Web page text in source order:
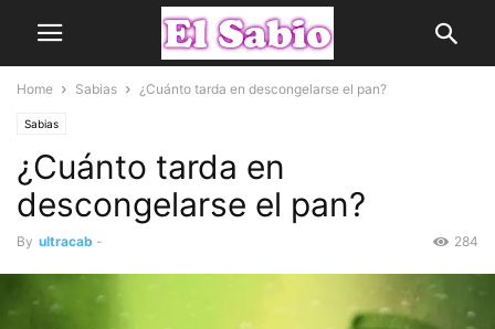
Home Sabias ¿Cuánto tarda en descongelarse el pan?
Sabias
¿Cuánto tarda en
descongelarse el pan?
By ultracab - 284